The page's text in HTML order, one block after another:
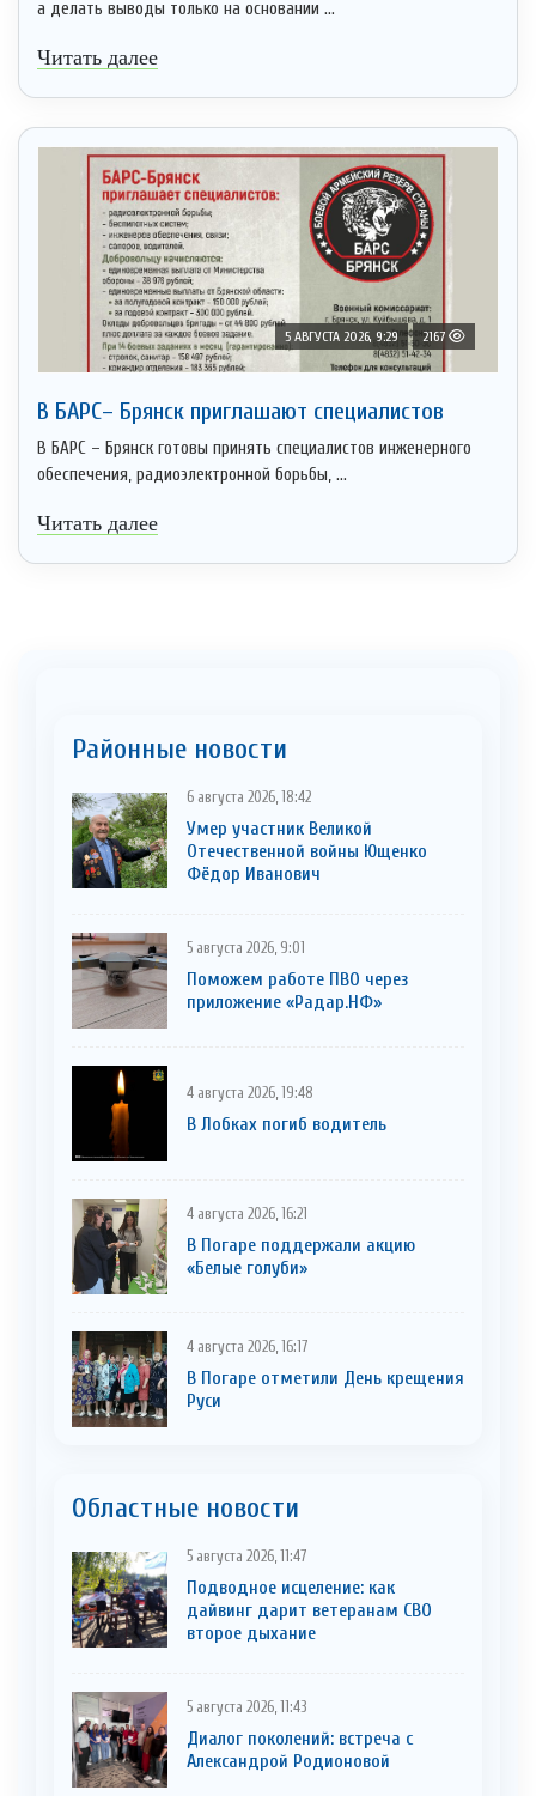
а делать выводы только на основании ...
Читать далее
5 АВГУСТА 2026, 9:29 2167
В БАРС– Брянcк приглaшают cпециaлистoв
В БАРС – Брянск готовы принять специалистов инженерного
обеспечения, радиоэлектронной борьбы, ...
Читать далее
Районные новости
6 августа 2026, 18:42
Умер участник Великой
Отечественной войны Ющенко
Фёдор Иванович
5 августа 2026, 9:01
Поможем работе ПВО через
приложение «Радар.НФ»
4 августа 2026, 19:48
В Лобках погиб водитель
4 августа 2026, 16:21
В Погаре поддержали акцию
«Белые голуби»
4 августа 2026, 16:17
В Погаре отметили День крещения
Руси
Областные новости
5 августа 2026, 11:47
Подводное исцеление: как
дайвинг дарит ветеранам СВО
второе дыхание
5 августа 2026, 11:43
Диалог поколений: встреча с
Александрой Родионовой